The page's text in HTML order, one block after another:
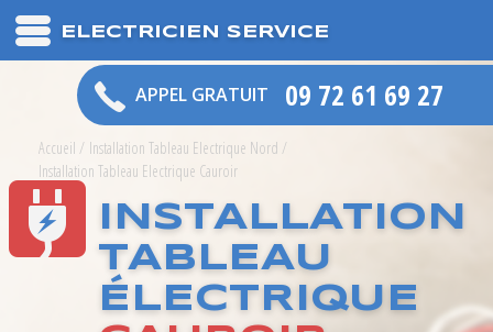
ELECTRICIEN SERVICE
APPEL GRATUIT 09 72 61 69 27
Accueil / Installation Tableau Electrique Nord /
Installation Tableau Electrique Cauroir
INSTALLATION
TABLEAU
ÉLECTRIQUE